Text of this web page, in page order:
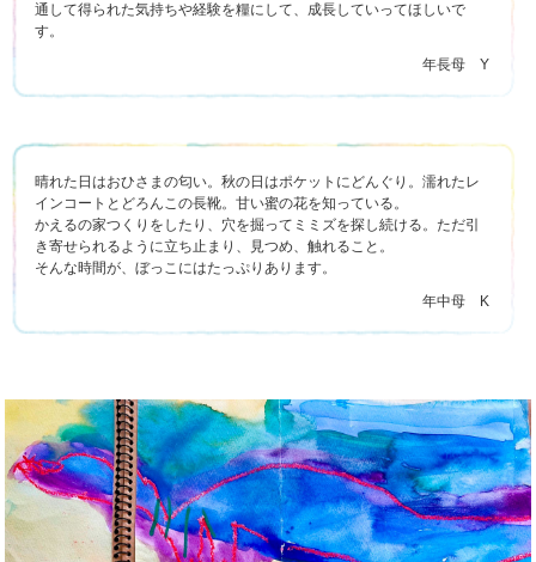
通して得られた気持ちや経験を糧にして、成長していってほしいで
す。
年長母 Y
晴れた日はおひさまの匂い。秋の日はポケットにどんぐり。濡れたレ
インコートとどろんこの長靴。甘い蜜の花を知っている。
かえるの家つくりをしたり、穴を掘ってミミズを探し続ける。ただ引
き寄せられるように立ち止まり、見つめ、触れること。
そんな時間が、ぼっこにはたっぷりあります。
年中母 K